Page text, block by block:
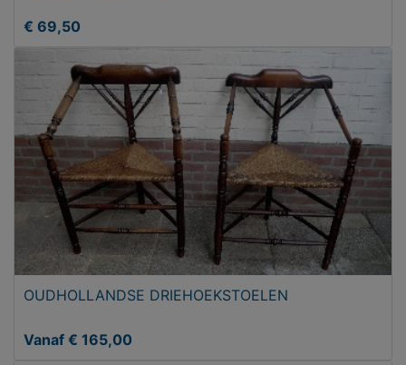
€ 69,50
OUDHOLLANDSE DRIEHOEKSTOELEN
Vanaf € 165,00